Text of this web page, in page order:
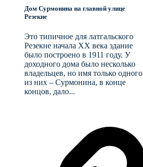
Дом Сурмонина на главной улице
Резекне
Это типичное для латгальского
Резекне начала XX века здание
было построено в 1911 году. У
доходного дома было несколько
владельцев, но имя только одного
из них – Сурмонина, в конце
концов, дало...